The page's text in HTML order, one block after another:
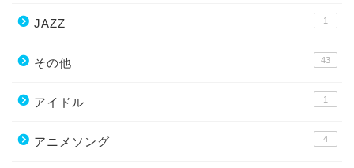
JAZZ 1
その他 43
アイドル 1
アニメソング 4